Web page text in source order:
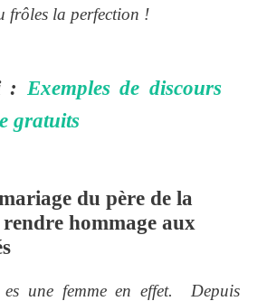
frôles la perfection !
: Exemples de discours
gratuits
du père de la
hommage aux
une femme en effet.
Depuis